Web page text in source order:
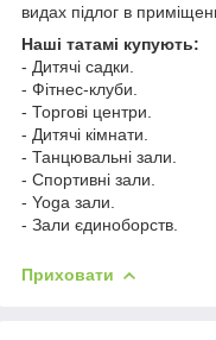
видах підлог в
Наші татамі купують:
- Дитячі садки.
- Фітнес-клуби.
- Торгові центри.
- Дитячі кімнати.
- Танцювальні зали.
- Спортивні зали.
- Yoga зали.
- Зали єдиноборств.
Приховати